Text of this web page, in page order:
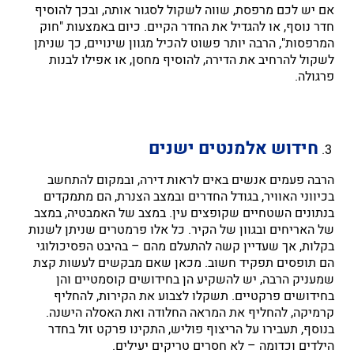
אם יש לכם מרפסת, שווה לשקול לסגור אותה, ובכך להוסיף
חדר נוסף, או להגדיל את החדר הקיים. כיום באמצעות "חוק
המרפסות", הרבה יותר פשוט להכיל מגוון שינויים, כך שניתן
לשקול להרחיב את הדירה, להוסיף מחסן, או אפילו לבנות
פרגולה.
חידוש אלמנטים ישנים
הרבה פעמים אנשים באים לראות דירה, ובמקום להתחשב
בכיווני האוויר, בגודל החדרים ובמצב הצנרת, הם מתמקדים
בנתונים השטחיים שקופצים עין. במצב של האמבטיה, במצב
של האריחים ובגוון של הקיר. כל אלו פרמטרים שניתן לשנות
בקלות, אך שעדיין קשה להתעלם מהם – בהיבט הפסיכולוגי
הם תופסים תפקיד חשוב. מכאן שאם מבקשים לעשות קצת
שמעניק הרבה, יש להשקיע הן בחידושים קוסמטיים והן
בחידושים פרקטיים. תשקלו לצבוע את הקירות, להחליף
קרמיקה, להחליף את המראה החלודה ואת האסלה הישנה.
בנוסף, תעבירו על הריצוף פוליש, התקינו פרקט זול בחדר
הילדים וכדומה – לא חסרים טריקים יעילים.